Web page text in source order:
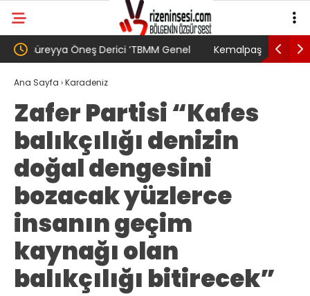
Kemalpaşa’da Festival Değil, Mücadele
Buluşması
24.
Ana Sayfa ›Karadeniz
Zafer Partisi “Kafes
balıkçılığı denizin
doğal dengesini
bozacak yüzlerce
insanın geçim
kaynağı olan
balıkçılığı bitirecek”